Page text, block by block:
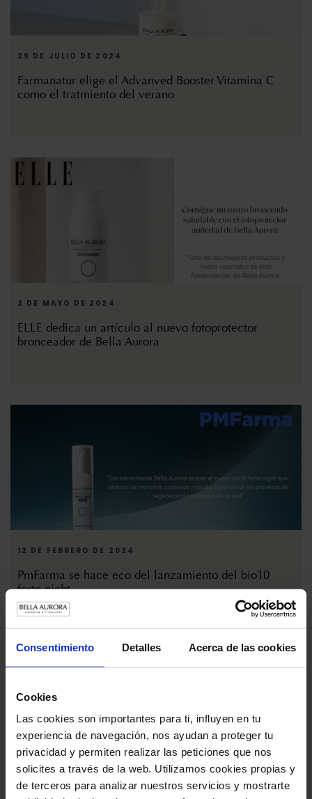
Consentimiento Detalles Acerca de las cookies
Cookies
Las cookies son importantes para ti, influyen en tu
experiencia de navegación, nos ayudan a proteger tu
privacidad y permiten realizar las peticiones que nos
solicites a través de la web. Utilizamos cookies propias y
de terceros para analizar nuestros servicios y mostrarte
29 DE JULIO DE 2024
Farmanatur elige el Advanved Booster Vitamina C
como el tratmiento del verano
2 DE MAYO DE 2024
ELLE dedica un artículo al nuevo fotoprotector
bronceador de Bella Aurora
12 DE FEBRERO DE 2024
PmFarma se hace eco del lanzamiento del bio10
forte night